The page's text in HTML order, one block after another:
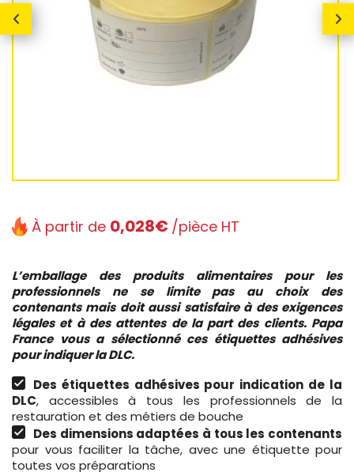
À partir de 0,028€ /pièce HT
L’emballage des produits alimentaires pour les
professionnels ne se limite pas au choix des
contenants mais doit aussi satisfaire à des exigences
légales et à des attentes de la part des clients. Papa
France vous a sélectionné ces étiquettes adhésives
pour indiquer la DLC.
Des étiquettes adhésives pour indication de la
DLC, accessibles à tous les professionnels de la
restauration et des métiers de bouche
Des dimensions adaptées à tous les contenants
pour vous faciliter la tâche, avec une étiquette pour
toutes vos préparations